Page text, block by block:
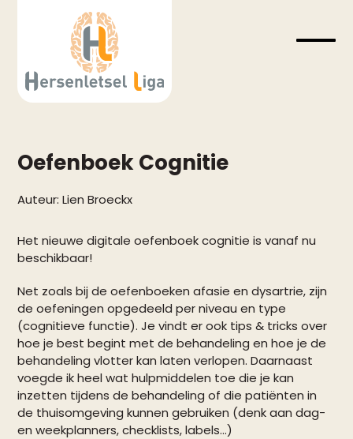
Oefenboek Cognitie
Auteur: Lien Broeckx
Het nieuwe digitale oefenboek cognitie is vanaf nu
beschikbaar!
Net zoals bij de oefenboeken afasie en dysartrie, zijn
de oefeningen opgedeeld per niveau en type
(cognitieve functie). Je vindt er ook tips & tricks over
hoe je best begint met de behandeling en hoe je de
behandeling vlotter kan laten verlopen. Daarnaast
voegde ik heel wat hulpmiddelen toe die je kan
inzetten tijdens de behandeling of die patiënten in
de thuisomgeving kunnen gebruiken (denk aan dag-
en weekplanners, checklists, labels…)